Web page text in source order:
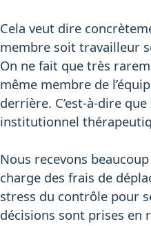
Cela veut dire
membre soit travailleur
On ne fait que très
même membre de
derrière. C’est-à-dire
institutionnel
Nous recevons
charge des frais de
stress du contrôle pour
décisions sont prises en